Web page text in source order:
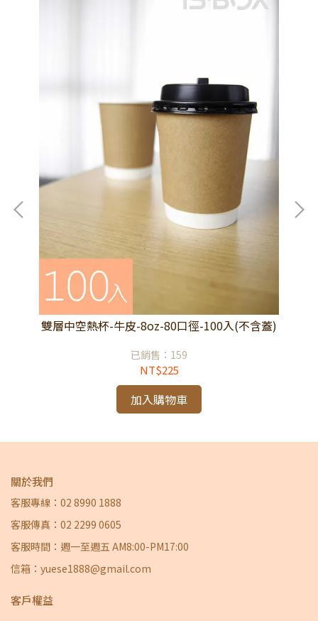
雙層中空熱杯-牛皮-8oz-80口徑-100入(不含蓋)
已銷售：159
NT$225
加入購物車
關於我們
客服專線：02 8990 1888
客服傳真：02 2299 0605
客服時間：週一至週五 AM8:00-PM17:00
信箱：yuese1888@gmail.com
客戶權益